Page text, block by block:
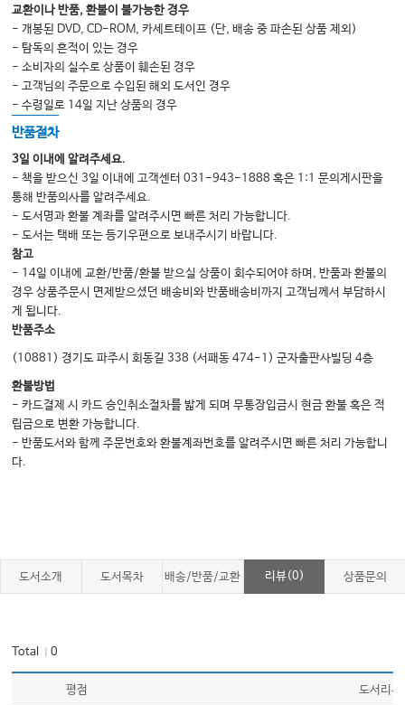
교환이나 반품, 환불이 불가능한 경우
- 개봉된 DVD, CD-ROM, 카세트테이프 (단, 배송 중 파손된 상품 제외)
- 탐독의 흔적이 있는 경우
- 소비자의 실수로 상품이 훼손된 경우
- 고객님의 주문으로 수입된 해외 도서인 경우
- 수령일로 14일 지난 상품의 경우
반품절차
3일 이내에 알려주세요.
- 책을 받으신 3일 이내에 고객센터 031-943-1888 혹은 1:1 문의게시판을
통해 반품의사를 알려주세요.
- 도서명과 환불 계좌를 알려주시면 빠른 처리 가능합니다.
- 도서는 택배 또는 등기우편으로 보내주시기 바랍니다.
참고
- 14일 이내에 교환/반품/환불 받으실 상품이 회수되어야 하며, 반품과 환불의
경우 상품주문시 면제받으셨던 배송비와 반품배송비까지 고객님께서 부담하시
게 됩니다.
반품주소
(10881) 경기도 파주시 회동길 338 (서패동 474-1) 군자출판사빌딩 4층
환불방법
- 카드결제 시 카드 승인취소절차를 밟게 되며 무통장입금시 현금 환불 혹은 적
립금으로 변환 가능합니다.
- 반품도서와 함께 주문번호와 환불계좌번호를 알려주시면 빠른 처리 가능합니
다.
도서소개 도서목차 배송/반품/교환 리뷰(0) 상품문의
Total ｜0
평점 도서리뷰